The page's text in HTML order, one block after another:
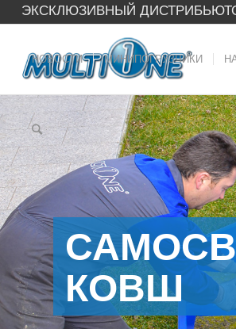
ЭКСКЛЮЗИВНЫЙ
НОВОСТИ МИНИПОГРУЗЧИКИ
КОВШ